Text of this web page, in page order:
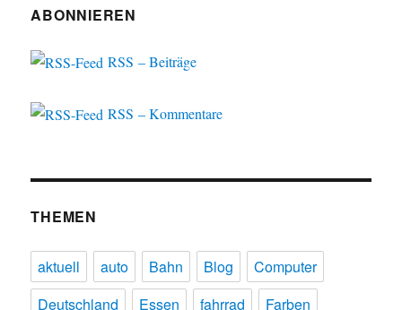
ABONNIEREN
RSS – Beiträge
RSS – Kommentare
THEMEN
aktuell auto Bahn Blog
Computer
Deutschland
Essen fahrrad
Farben